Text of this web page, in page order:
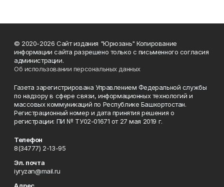
© 2020-2026 Сайт издания "Юрюзань" Копирование
информации сайта разрешено только с письменного согласия
администрации.
Об использовании персональных данных
Газета зарегистрирована Управлением Федеральной службы
по надзору в сфере связи, информационных технологий и
массовых коммуникаций по Республике Башкортостан.
Регистрационный номер и дата принятия решения о
регистрации: ПИ № ТУ02-01671 от 27 мая 2019 г.
Телефон
8(34777) 2-13-95
Эл. почта
iyryzan@mail.ru